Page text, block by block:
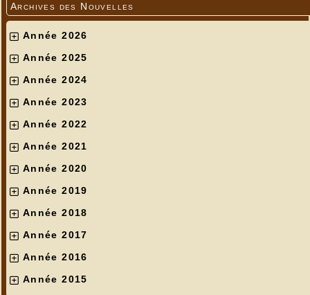
Archives des Nouvelles
Année 2026
Année 2025
Année 2024
Année 2023
Année 2022
Année 2021
Année 2020
Année 2019
Année 2018
Année 2017
Année 2016
Année 2015